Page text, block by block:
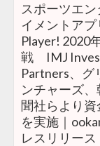
スポーツエ
イメントアプ
Player! 2020
戦 IMJ
Partners、グ
ンチャーズ
聞社らより資
を実施｜
レスリリース